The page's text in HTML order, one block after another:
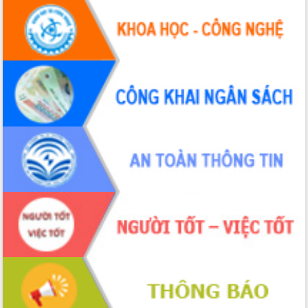
Tháo gỡ những vướng mắc, đẩy mạnh
công tác cải cách thủ tục hành chính
tại Trung tâm Phục vụ hành chính
công tỉnh
Đắk Lắk: Tôn vinh 46 giải pháp tại Hội
thi Sáng tạo Kỹ thuật 2024 - 2025
Đắk Lắk rà soát, điều chỉnh Đề án 190
về phát triển nuôi trồng thủy sản
Phó Chủ tịch UBND tỉnh Đắk Lắk
Trương Công Thái kiểm tra thực địa
Dự án cao tốc Khánh Hòa - Buôn Ma
Thuột
Định vị cà phê Việt Nam như một “di
sản sống” trong dòng chảy toàn cầu
Xây dựng nông thôn mới: Nâng cao đời
sống người dân từ những mô hình thiết
thực
Quyết liệt tháo gỡ vướng mắc, đẩy
nhanh tiến độ các dự án trọng điểm
trong Khu kinh tế Nam Phú Yên